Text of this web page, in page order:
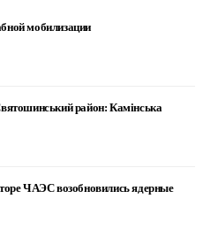
мобилизации
район: Камінська
ЧАЭС возобновились ядерные